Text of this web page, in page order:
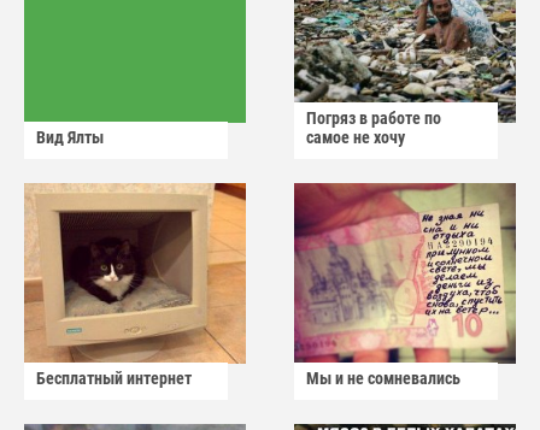
Вид Ялты
Погряз в работе по
самое не хочу
Бесплатный интернет Мы и не сомневались